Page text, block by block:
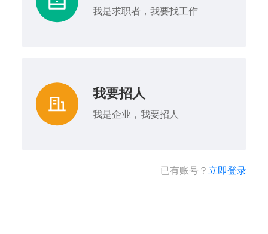
我是求职者，我要找工作
我要招人
我是企业，我要招人
已有账号？ 立即登录